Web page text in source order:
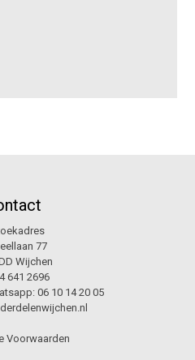
77
Wijchen
641 2696
06 10 14 20 05
Voorwaarden